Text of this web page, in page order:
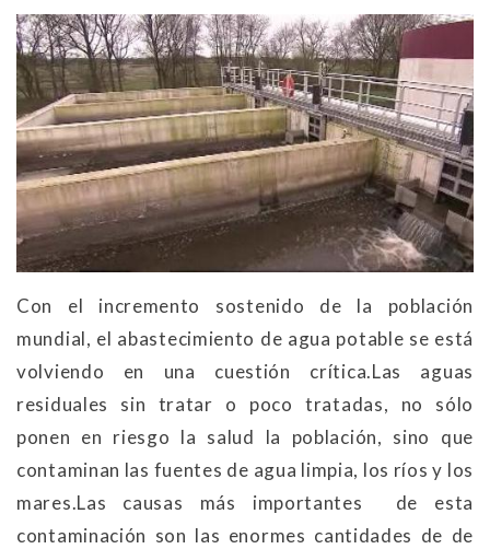
Con el incremento sostenido de la población
mundial, el abastecimiento de agua potable se está
volviendo en una cuestión crítica.Las aguas
residuales sin tratar o poco tratadas, no sólo
ponen en riesgo la salud la población, sino que
contaminan las fuentes de agua limpia, los ríos y los
mares.Las causas más importantes de esta
contaminación son las enormes cantidades de de